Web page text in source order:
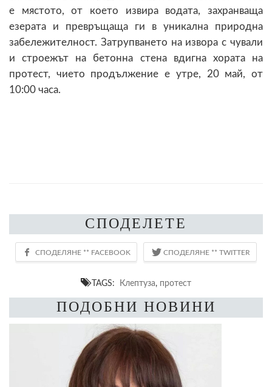
е мястото, от което извира водата, захранваща
езерата и превръщаща ги в уникална природна
забележителност. Затрупването на извора с чували
и строежът на бетонна стена вдигна хората на
протест, чието продължение е утре, 20 май, от
10:00 часа.
СПОДЕЛЕТЕ
TAGS: Клептуза, протест
ПОДОБНИ НОВИНИ